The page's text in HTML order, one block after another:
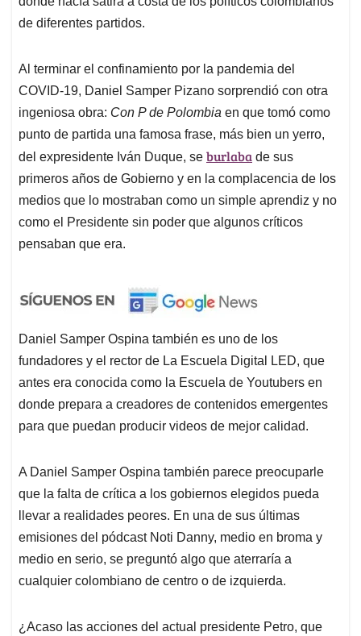
de diferentes partidos.
Al terminar el confinamiento por la pandemia del
COVID-19, Daniel Samper Pizano sorprendió con otra
ingeniosa obra: Con P de Polombia en que tomó como
punto de partida una famosa frase, más bien un yerro,
del expresidente Iván Duque, se burlaba de sus
primeros años de Gobierno y en la complacencia de los
medios que lo mostraban como un simple aprendiz y no
como el Presidente sin poder que algunos críticos
pensaban que era.
Daniel Samper Ospina también es uno de los
fundadores y el rector de La Escuela Digital LED, que
antes era conocida como la Escuela de Youtubers en
donde prepara a creadores de contenidos emergentes
para que puedan producir videos de mejor calidad.
A Daniel Samper Ospina también parece preocuparle
que la falta de crítica a los gobiernos elegidos pueda
llevar a realidades peores. En una de sus últimas
emisiones del pódcast Noti Danny, medio en broma y
medio en serio, se preguntó algo que aterraría a
cualquier colombiano de centro o de izquierda.
¿Acaso las acciones del actual presidente Petro, que